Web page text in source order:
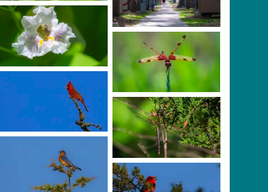
Photo Credit: Scott
Manly
Photo Credit: Scott
Manly
Photo Credit: Scott
Photo Credit: Scott
Manly
Photo Credit: Scott
Manly
Photo Credit: Scott